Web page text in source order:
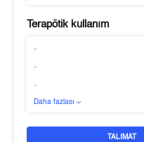
Terapötik kullanım
-
-
-
Daha fazlası
TALIMAT